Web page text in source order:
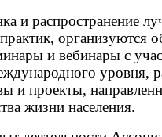
и распространение
организуются
и вебинары с
уровня,
и проекты,
жизни населения.